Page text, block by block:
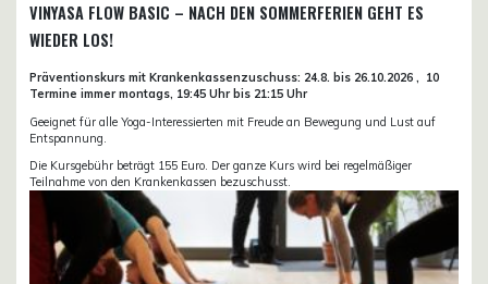
VINYASA FLOW BASIC – NACH DEN SOMMERFERIEN GEHT ES
WIEDER LOS!
Präventionskurs mit Krankenkassenzuschuss: 24.8. bis 26.10.2026 , 10
Termine immer montags, 19:45 Uhr bis 21:15 Uhr
Geeignet für alle Yoga-Interessierten mit Freude an Bewegung und Lust auf
Entspannung.
Die Kursgebühr beträgt 155 Euro. Der ganze Kurs wird bei regelmäßiger
Teilnahme von den Krankenkassen bezuschusst.